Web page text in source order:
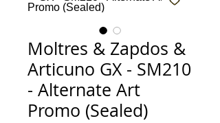
Moltres & Zapdos &
Articuno GX - SM210
- Alternate Art
Promo (Sealed)